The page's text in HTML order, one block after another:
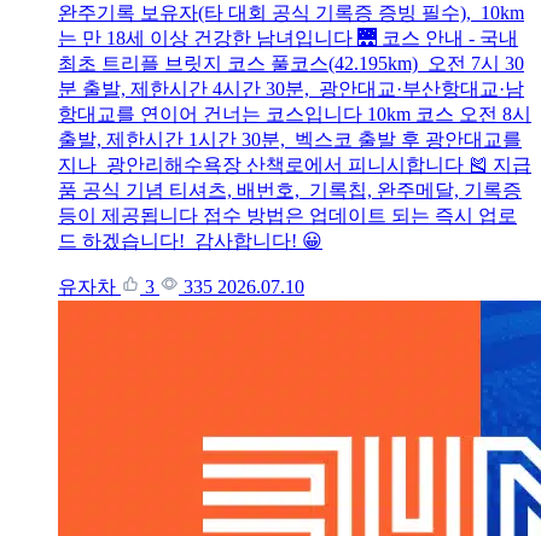
완주기록 보유자(타 대회 공식 기록증 증빙 필수), 10km
는 만 18세 이상 건강한 남녀입니다 🌉 코스 안내 - 국내
최초 트리플 브릿지 코스 풀코스(42.195km) 오전 7시 30
분 출발, 제한시간 4시간 30분, 광안대교·부산항대교·남
항대교를 연이어 건너는 코스입니다 10km 코스 오전 8시
출발, 제한시간 1시간 30분, 벡스코 출발 후 광안대교를
지나 광안리해수욕장 산책로에서 피니시합니다 🎽 지급
품 공식 기념 티셔츠, 배번호, 기록칩, 완주메달, 기록증
등이 제공됩니다 접수 방법은 업데이트 되는 즉시 업로
드 하겠습니다! 감사합니다! 😀
유자차 3 335 2026.07.10